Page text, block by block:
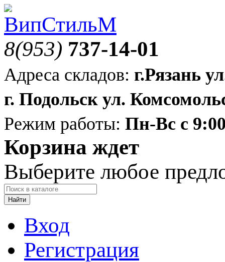
8(953) 737-14-01
Адреса складов: г.Рязань
г. Подольск ул.
Режим работы: Пн-Вс с
Корзина ждет
Выберите любое
Найти
Вход
Регистрация